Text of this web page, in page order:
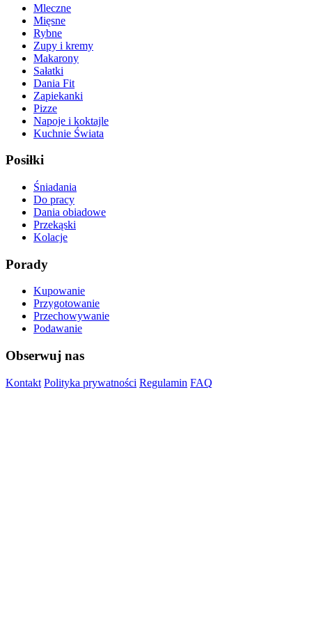
Mleczne
Mięsne
Rybne
Zupy i kremy
Makarony
Sałatki
Dania Fit
Zapiekanki
Pizze
Napoje i koktajle
Kuchnie Świata
Posiłki
Śniadania
Do pracy
Dania obiadowe
Przekąski
Kolacje
Porady
Kupowanie
Przygotowanie
Przechowywanie
Podawanie
Obserwuj nas
Kontakt Polityka prywatności Regulamin FAQ